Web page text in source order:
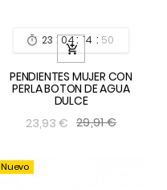
 23 :04: 14 : 49

PENDIENTES MUJER CON
PERLA BOTON DE AGUA
DULCE
23,93 € 29,91 €
Nuevo